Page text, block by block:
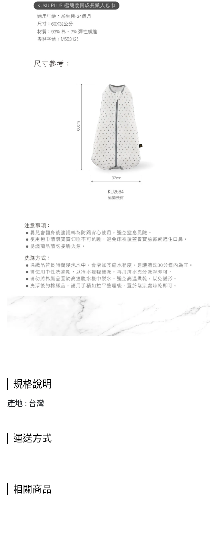
規格說明
產地 : 台灣
運送方式
相關商品